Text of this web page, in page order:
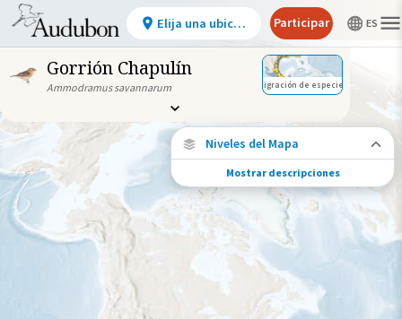
Gorrión Chapulín
Ammodramus savannarum Migración de especies
Niveles del Mapa
Conexiones de especies
Elija cualquier ubicación en el mapa para
ver dónde más se han vuelto a encontrar
aves marcadas de esta especie.
Ubicaciones con disponibilidad
Ubicaciones conectadas
Mostrar descripciones
Elija una ubicación Participar